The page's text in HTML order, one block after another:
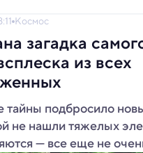
Космос
загадка
из всех
тайны подбросило
не нашли тяжелых
— все еще не